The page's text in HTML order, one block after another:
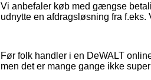
Vi anbefaler køb med gængse
udnytte en afdragsløsning fra
Før folk handler i en DeWALT
men det er mange gange ikke